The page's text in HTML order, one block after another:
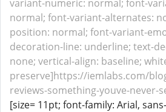
variant-numeric: normal; font-
normal; font-variant-alternates:
position: normal; font-variant-
decoration-line: underline; text-
none; vertical-align: baseline;
preserve]https://iemlabs.com/
reviews-something-youve-never-
[size= 11pt; font-family: Arial,